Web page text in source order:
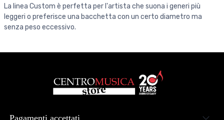
La linea Custom è perfetta per l'artista che suona i generi più
leggeri o preferisce una bacchetta con un certo diametro ma
senza peso eccessivo.
Pagamenti accettati